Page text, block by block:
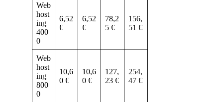
Web
host
ing
400
0
6,52
€
6,52
€
78,2
5 €
156,
51 €
Web
host
ing
800
0
10,6
0 €
10,6
0 €
127,
23 €
254,
47 €